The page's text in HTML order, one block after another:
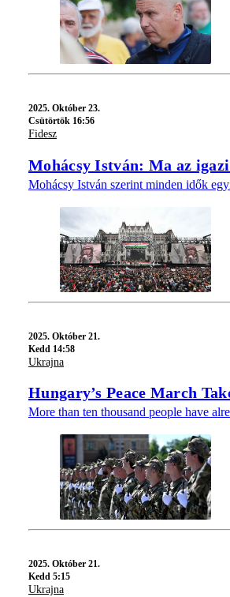
2025. Október 23.
Csütörtök 16:56
Fidesz
Mohácsy István: Ma az
Mohácsy István szerint minden idők
2025. Október 21.
Kedd 14:58
Ukrajna
Hungary’s Peace March
More than ten thousand people have
2025. Október 21.
Kedd 5:15
Ukrajna